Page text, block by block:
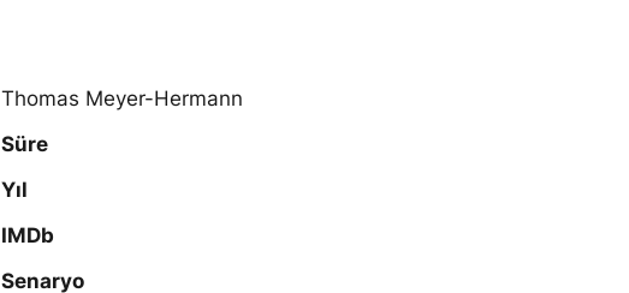
Thomas Meyer-Hermann
Süre
Yıl
IMDb
Senaryo